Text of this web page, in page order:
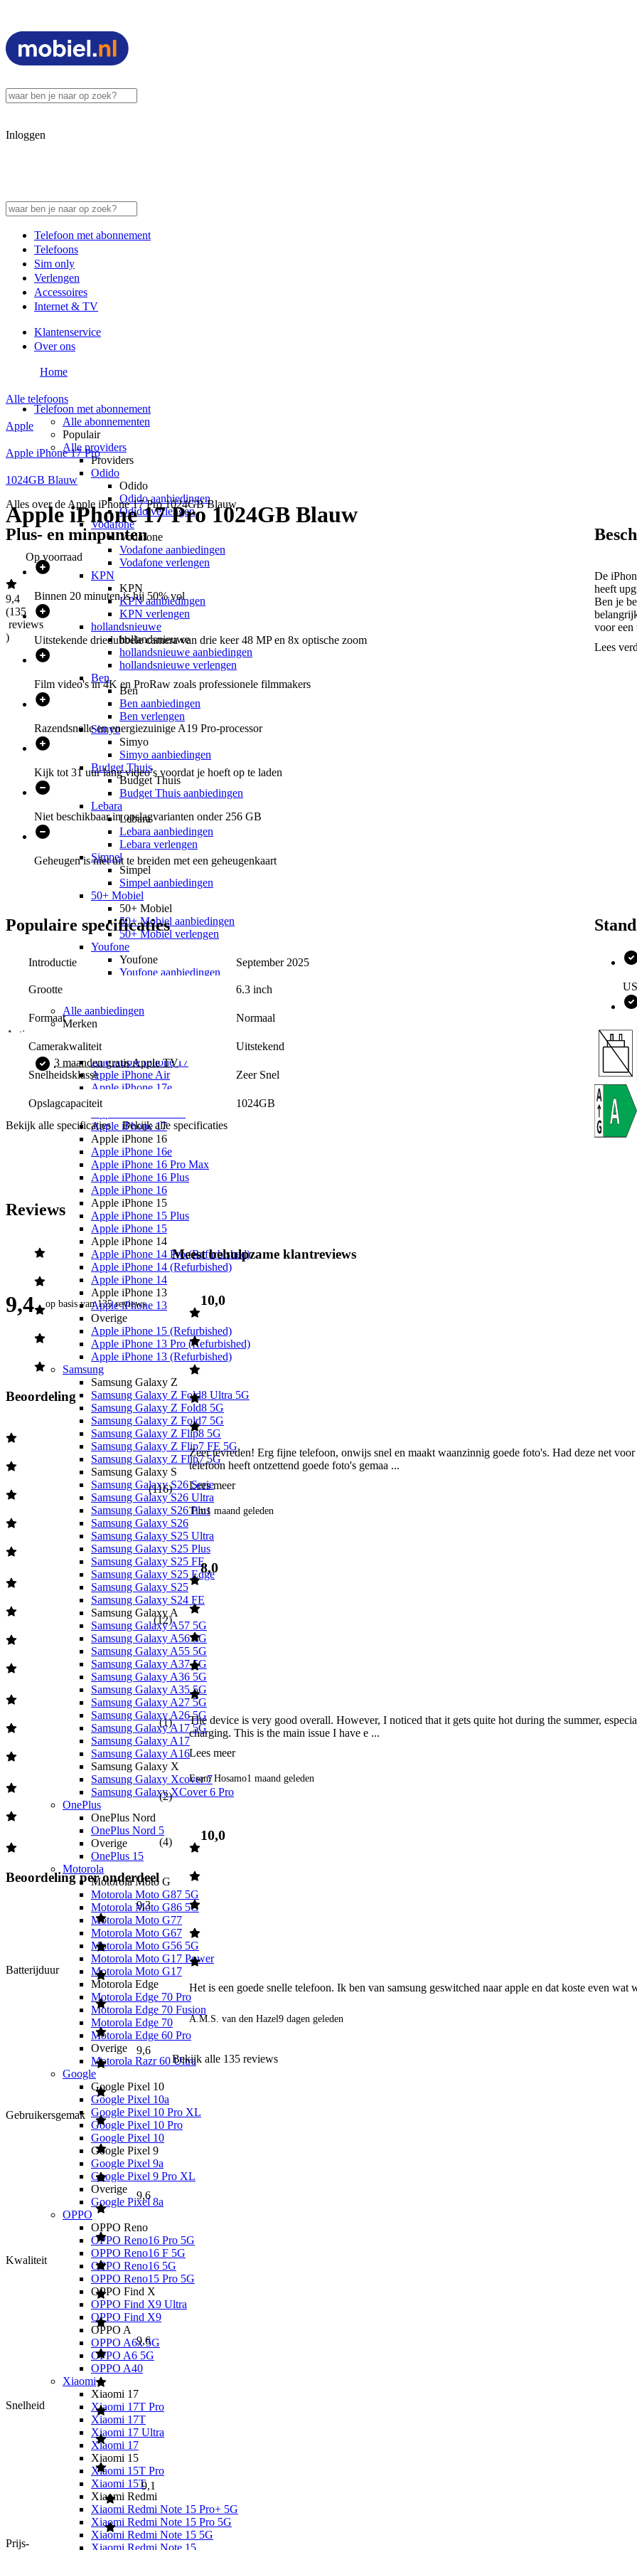
Inloggen
Telefoon met abonnement
Telefoons
Sim only
Verlengen
Accessoires
Internet & TV
Klantenservice
Over ons
Telefoon met abonnement
Alle abonnementen
Populair
Alle providers
Providers
Odido
Odido
Odido aanbiedingen
Odido verlengen
Vodafone
Vodafone
Vodafone aanbiedingen
Vodafone verlengen
KPN
KPN
KPN aanbiedingen
KPN verlengen
hollandsnieuwe
hollandsnieuwe
hollandsnieuwe aanbiedingen
hollandsnieuwe verlengen
Ben
Ben
Ben aanbiedingen
Ben verlengen
Simyo
Simyo
Simyo aanbiedingen
Budget Thuis
Budget Thuis
Budget Thuis aanbiedingen
Lebara
Lebara
Lebara aanbiedingen
Lebara verlengen
Simpel
Simpel
Simpel aanbiedingen
50+ Mobiel
50+ Mobiel
50+ Mobiel aanbiedingen
50+ Mobiel verlengen
Youfone
Youfone
Youfone aanbiedingen
Alle aanbiedingen
Merken
Apple iPhone 17
Alle Apple iPhone 17
Apple iPhone Air
Apple iPhone 17e
Apple iPhone 17 Pro Max
Apple iPhone 17
Apple iPhone 16
Apple iPhone 16e
Apple iPhone 16 Pro Max
Apple iPhone 16 Plus
Apple iPhone 16
Apple iPhone 15
Apple iPhone 15 Plus
Apple iPhone 15
Apple iPhone 14
Apple iPhone 14 Pro (Refurbished)
Apple iPhone 14 (Refurbished)
Apple iPhone 14
Apple iPhone 13
Apple iPhone 13
Overige
Apple iPhone 15 (Refurbished)
Apple iPhone 13 Pro (Refurbished)
Apple iPhone 13 (Refurbished)
Samsung
Samsung Galaxy Z
Samsung Galaxy Z Fold8 Ultra 5G
Samsung Galaxy Z Fold8 5G
Samsung Galaxy Z Fold7 5G
Samsung Galaxy Z Flip8 5G
Samsung Galaxy Z Flip7 FE 5G
Samsung Galaxy Z Flip7 5G
Samsung Galaxy S
Samsung Galaxy S26 Serie
Samsung Galaxy S26 Ultra
Samsung Galaxy S26 Plus
Samsung Galaxy S26
Samsung Galaxy S25 Ultra
Samsung Galaxy S25 Plus
Samsung Galaxy S25 FE
Samsung Galaxy S25 Edge
Samsung Galaxy S25
Samsung Galaxy S24 FE
Samsung Galaxy A
Samsung Galaxy A57 5G
Samsung Galaxy A56 5G
Samsung Galaxy A55 5G
Samsung Galaxy A37 5G
Samsung Galaxy A36 5G
Samsung Galaxy A35 5G
Samsung Galaxy A27 5G
Samsung Galaxy A26 5G
Samsung Galaxy A17 5G
Samsung Galaxy A17
Samsung Galaxy A16
Samsung Galaxy X
Samsung Galaxy Xcover 7
Samsung Galaxy XCover 6 Pro
OnePlus
OnePlus Nord
OnePlus Nord 5
Overige
OnePlus 15
Motorola
Motorola Moto G
Motorola Moto G87 5G
Motorola Moto G86 5G
Motorola Moto G77
Motorola Moto G67
Motorola Moto G56 5G
Motorola Moto G17 Power
Motorola Moto G17
Motorola Edge
Motorola Edge 70 Pro
Motorola Edge 70 Fusion
Motorola Edge 70
Motorola Edge 60 Pro
Overige
Motorola Razr 60 Ultra
Google
Google Pixel 10
Google Pixel 10a
Google Pixel 10 Pro XL
Google Pixel 10 Pro
Google Pixel 10
Google Pixel 9
Google Pixel 9a
Google Pixel 9 Pro XL
Overige
Google Pixel 8a
OPPO
OPPO Reno
OPPO Reno16 Pro 5G
OPPO Reno16 F 5G
OPPO Reno16 5G
OPPO Reno15 Pro 5G
OPPO Find X
OPPO Find X9 Ultra
OPPO Find X9
OPPO A
OPPO A6x 5G
OPPO A6 5G
OPPO A40
Xiaomi
Xiaomi 17
Xiaomi 17T Pro
Xiaomi 17T
Xiaomi 17 Ultra
Xiaomi 17
Xiaomi 15
Xiaomi 15T Pro
Xiaomi 15T
Xiaomi Redmi
Xiaomi Redmi Note 15 Pro+ 5G
Xiaomi Redmi Note 15 Pro 5G
Xiaomi Redmi Note 15 5G
Xiaomi Redmi Note 15
Home
Alle telefoons
Apple
Apple iPhone 17 Pro
1024GB Blauw
Apple iPhone 17 Pro 1024GB Blauw
Op voorraad
9,4
(135
reviews
)
Acties
3 maanden gratis Apple TV
Alles over de Apple iPhone 17 Pro 1024GB Blauw
Plus- en minpunten
Binnen 20 minuten is hij 50% vol
Uitstekende driedubbele camera van drie keer 48 MP en 8x optische zoom
Film video's in 4K en ProRaw zoals professionele filmmakers
Razendsnelle en energiezuinige A19 Pro-processor
Kijk tot 31 uur lang video’s voordat je hoeft op te laden
Niet beschikbaar in opslagvarianten onder 256 GB
Geheugen is niet uit te breiden met een geheugenkaart
De iPhone
heeft
Ben je
voor een
Lees
Populaire specificaties
Introductie September 2025
Grootte 6.3 inch
Formaat Normaal
Camerakwaliteit Uitstekend
Snelheidsklasse Zeer Snel
Opslagcapaciteit
1024GB
Bekijk alle specificaties
Bekijk alle specificaties
Reviews
9,4 op basis van135 reviews
Beoordeling
(116)
(12)
(1)
(2)
(4)
Beoordeling per onderdeel
Batterijduur
9,3
Gebruikersgemak
9,6
Kwaliteit
9,6
Snelheid
9,6
Prijs-
9,1
Meest behulpzame klantreviews
10,0
Zeer tevreden! Erg fijne telefoon, onwijs snel en maakt waanzinnig goede foto's. Had deze net
telefoon heeft ontzettend goede foto's gemaa ...
Lees meer
Tim1 maand geleden
8,0
The device is very good overall. However, I noticed that it gets quite hot during the summer,
charging. This is the main issue I have e ...
Lees meer
Esam Hosamo1 maand geleden
10,0
Het is een goede snelle telefoon. Ik ben van samsung geswitched naar apple en dat koste even wat
A.M.S. van den Hazel9 dagen geleden
Bekijk alle 135 reviews